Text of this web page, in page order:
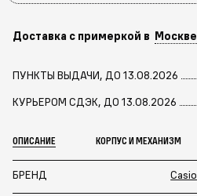
Доставка с примеркой в Москве
ПУНКТЫ ВЫДАЧИ, ДО 13.08.2026
КУРЬЕРОМ СДЭК, ДО 13.08.2026
ОПИСАНИЕ КОРПУС И МЕХАНИЗМ
БРЕНД Casio